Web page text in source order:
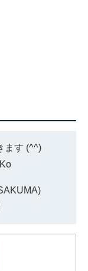
ます (^^)